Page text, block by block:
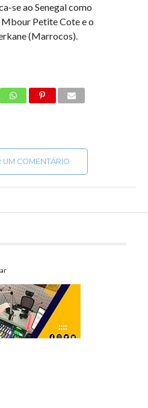
se ao Senegal como
Petite Cote e o
(Marrocos).
COMENTÁRIO